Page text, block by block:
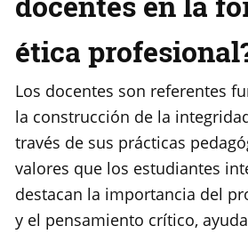
ética
Los docentes son referentes
la construcción de la
través de sus prácticas
valores que los estudiantes
destacan la importancia del
y el pensamiento crítico,